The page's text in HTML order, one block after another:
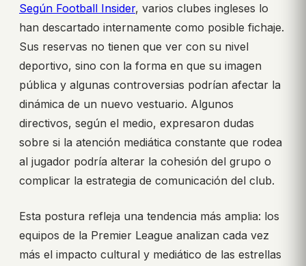
Según Football Insider, varios clubes ingleses lo
han descartado internamente como posible fichaje.
Sus reservas no tienen que ver con su nivel
deportivo, sino con la forma en que su imagen
pública y algunas controversias podrían afectar la
dinámica de un nuevo vestuario. Algunos
directivos, según el medio, expresaron dudas
sobre si la atención mediática constante que rodea
al jugador podría alterar la cohesión del grupo o
complicar la estrategia de comunicación del club.
Esta postura refleja una tendencia más amplia: los
equipos de la Premier League analizan cada vez
más el impacto cultural y mediático de las estrellas